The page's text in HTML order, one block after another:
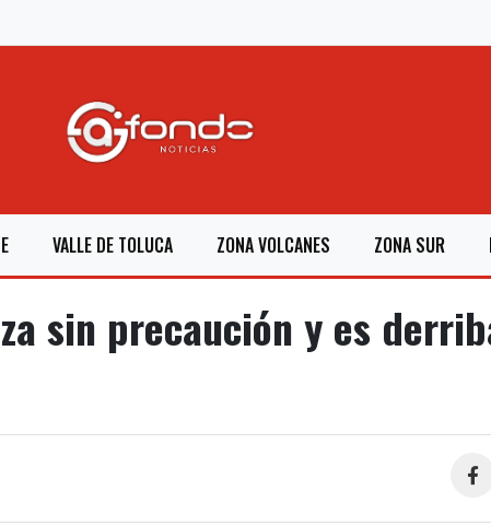
VALLE DE TOLUCA ZONA VOLCANES ZONA SUR
sin precaución y es